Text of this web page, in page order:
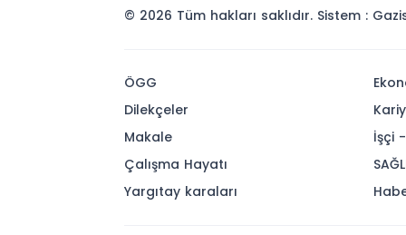
© 2026 Tüm hakları saklıdır. Sistem :
ÖGG
Dilekçeler
Makale
Çalışma Hayatı
Yargıtay karaları
İşçi